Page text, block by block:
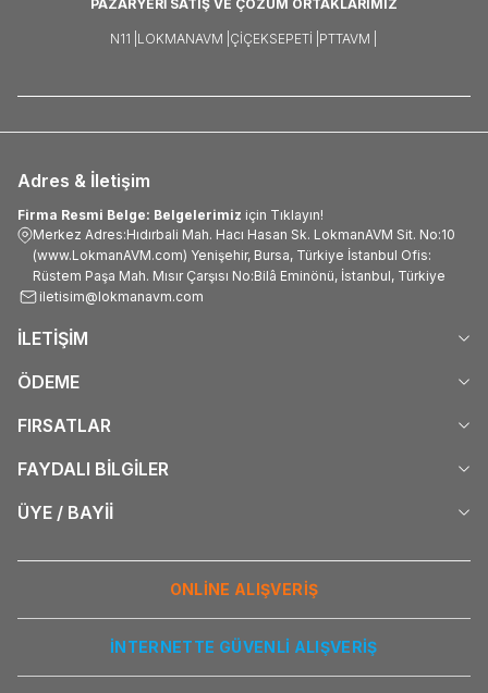
PAZARYERİ SATIŞ VE ÇÖZÜM ORTAKLARIMIZ
N11 | LOKMANAVM | ÇIÇEKSEPETI | PTTAVM |
Adres & İletişim
Firma Resmi Belge: Belgelerimiz için Tıklayın!
Merkez Adres:Hıdırbali Mah. Hacı Hasan Sk. LokmanAVM Sit. No:10
(www.LokmanAVM.com) Yenişehir, Bursa, Türkiye İstanbul Ofis:
Rüstem Paşa Mah. Mısır Çarşısı No:Bilâ Eminönü, İstanbul, Türkiye
iletisim@lokmanavm.com
İLETİŞİM
ÖDEME
FIRSATLAR
FAYDALI BİLGİLER
ÜYE / BAYİİ
ONLİNE ALIŞVERİŞ
İNTERNETTE GÜVENLİ ALIŞVERİŞ